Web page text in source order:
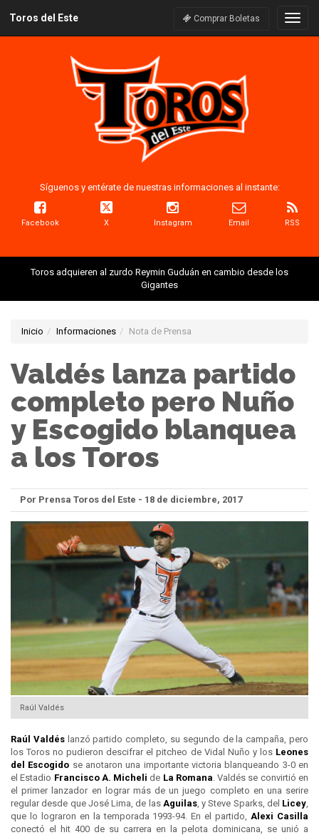
Toros del Este Comprar Boletas
Síguenos y entérate de nuestras informaciones al instante:
Facebook X Instagram Email RSS
Toros adquieren al zurdo Reymin Guduán en cambio desde los
Gigantes
Inicio Informaciones Nota de Prensa
Valdés lanza partido
completo pero Nuño
y Escogido blanquea
a los Toros
Por Prensa Toros del Este - 18 de diciembre, 2017
Raúl Valdés
Raúl Valdéslanzó partido completo, su segundo de la campaña, pero
los Toros no pudieron descifrar el pitcheo de Vidal Nuño y los Leones
del Escogido se anotaron una importante victoria blanqueando 3-0 en
el Estadio Francisco A. Micheli de La Romana . Valdés se convirtió en
el primer lanzador en lograr más de un juego completo en una serire
regular desde que José Lima, de las Aguilas, y Steve Sparks, del Licey
que lo lograron en la temporada 1993-94. En el partido, Alexi Casilla
conectó el hit 400 de su carrera en la pelota dominicana, se unió a